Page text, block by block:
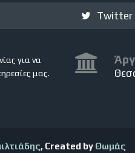
Twitter
για να
μας.
, Created by Θωμάς